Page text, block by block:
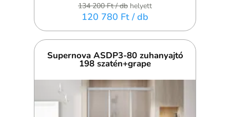
134 200 Ft/ db helyett
120 780 Ft / db
Supernova ASDP3-80 zuhanyajtó
198 szatén+grape